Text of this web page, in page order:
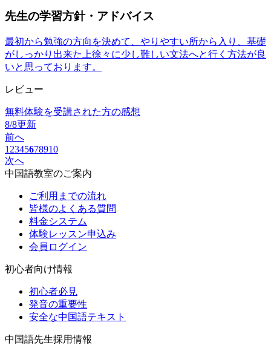
先生の学習方針・アドバイス
最初から勉強の方向を決めて、やりやすい所から入り、基礎
がしっかり出来た上徐々に少し難しい文法へと行く方法が良
いと思っております。
レビュー
無料体験を受講された方の感想
8/8更新
前へ
1 2345678910
次へ
中国語教室のご案内
ご利用までの流れ
皆様のよくある質問
料金システム
体験レッスン申込み
会員ログイン
初心者向け情報
初心者必見
発音の重要性
安全な中国語テキスト
中国語先生採用情報